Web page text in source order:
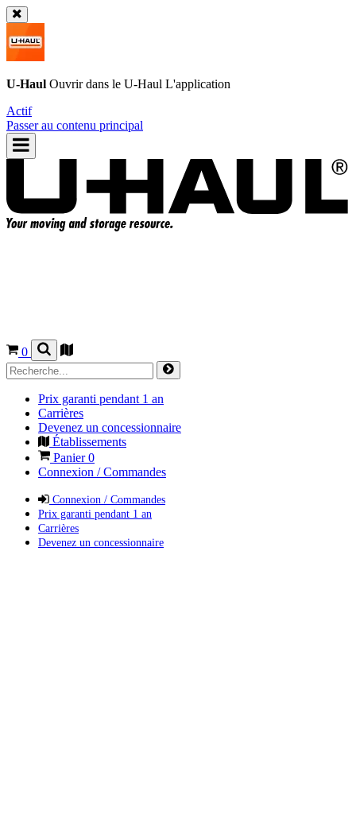
U-Haul Ouvrir dans le U-Haul L'application
Actif
Passer au contenu principal
0
Prix garanti pendant 1 an
Carrières
Devenez un concessionnaire
Établissements
Panier0
Connexion / Commandes
Connexion / Commandes
Prix garanti pendant 1 an
Carrières
Devenez un concessionnaire